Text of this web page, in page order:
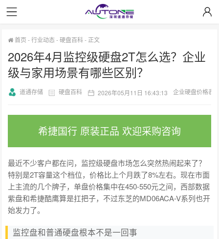
首页 -行业动态-硬盘百科- 正文
2026年4月监控级硬盘2T怎么选？企业
级与家用场景有哪些区别？
道通存储 硬盘百科 2026年05月11日 16:43:13 企业硬盘价格表
希捷国行 原装正品 欢迎采购咨询
最近不少客户都在问，监控级硬盘市场怎么突然热闹起来了？
特别是2T容量这个档位，价格比上个月跌了8%左右。现在市面
上主流的几个牌子，单盘价格集中在450-550元之间，西部数据
紫盘和希捷酷鹰算是扛把子，不过东芝的MD06ACA-V系列也开
始发力了。
监控盘和普通硬盘根本不是一回事